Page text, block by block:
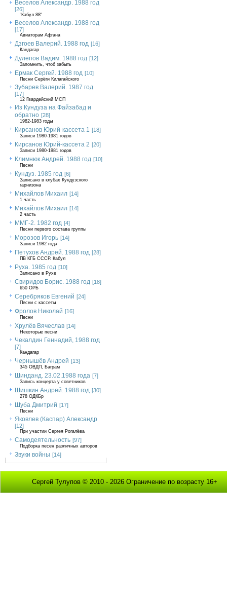
Веселов Александр. 1988 год
[26]
"Кабул 88"
Веселов Александр. 1988 год
[17]
Авиаторам Афгана
Дзгоев Валерий. 1988 год [16]
Кандагар
Дулепов Вадим. 1988 год [12]
Запомнить, чтоб забыть
Ермак Сергей. 1988 год [10]
Песни Серёги Килагайского
Зубарев Валерий. 1987 год
[17]
12 Гвардейский МСП
Из Кундуза на Файзабад и
обратно [28]
1982-1983 годы
Кирсанов Юрий-кассета 1 [18]
Записи 1980-1981 годов
Кирсанов Юрий-кассета 2 [20]
Записи 1980-1981 годов
Климнюк Андрей. 1988 год [10]
Песни
Кундуз. 1985 год [6]
Записано в клубах Кундузского
гарнизона
Михайлов Михаил [14]
1 часть
Михайлов Михаил [14]
2 часть
ММГ-2. 1982 год [4]
Песни первого состава группы
Морозов Игорь [14]
Записи 1982 года
Петухов Андрей. 1988 год [28]
ПВ КГБ СССР. Кабул
Руха. 1985 год [10]
Записано в Рухе
Свиридов Борис. 1988 год [18]
650 ОРБ
Серебряков Евгений [24]
Песни с кассеты
Фролов Николай [16]
Песни
Хрулёв Вячеслав [14]
Некоторые песни
Чекалдин Геннадий, 1988 год
[7]
Кандагар
Чернышёв Андрей [13]
345 ОВДП, Баграм
Шинданд. 23.02.1988 года [7]
Запись концерта у советников
Шишкин Андрей. 1988 год [30]
278 ОДКБр
Шуба Дмитрий [17]
Песни
Яковлев (Каспар) Александр
[12]
При участии Сергея Рогалёва
Самодеятельность [97]
Подборка песен различных авторов
Звуки войны [14]
Сергей Тулупов © 2010 - 2026 Ограничение по возрасту 16+